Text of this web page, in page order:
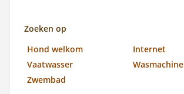
Zoeken op
Hond welkom
Internet
Vaatwasser
Wasmachine
Zwembad